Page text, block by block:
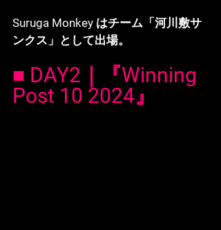
Suruga Monkey はチーム「河川敷サ
ンクス」として出場。
■ DAY2｜『Winning
Post 10 2024』